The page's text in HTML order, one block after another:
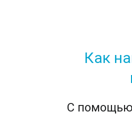
Как
С помощью